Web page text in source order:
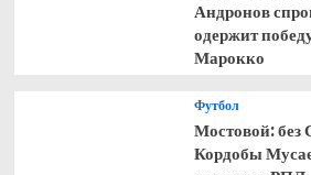
Андронов
одержит
Марокко
Футбол
Мостовой: без
Кордобы